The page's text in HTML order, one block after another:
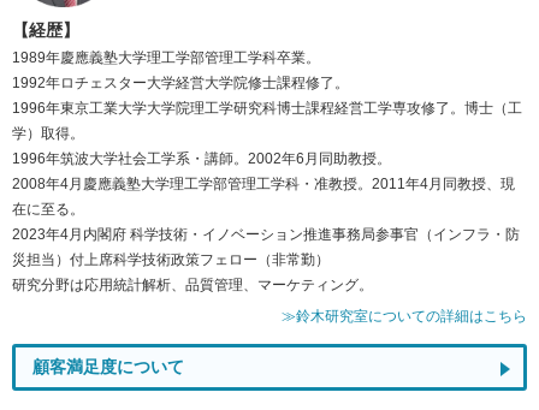
【経歴】
1989年慶應義塾大学理工学部管理工学科卒業。
1992年ロチェスター大学経営大学院修士課程修了。
1996年東京工業大学大学院理工学研究科博士課程経営工学専攻修了。博士（工
学）取得。
1996年筑波大学社会工学系・講師。2002年6月同助教授。
2008年4月慶應義塾大学理工学部管理工学科・准教授。2011年4月同教授、現
在に至る。
2023年4月内閣府 科学技術・イノベーション推進事務局参事官（インフラ・防
災担当）付上席科学技術政策フェロー（非常勤）
研究分野は応用統計解析、品質管理、マーケティング。
≫鈴木研究室についての詳細はこちら
顧客満足度について